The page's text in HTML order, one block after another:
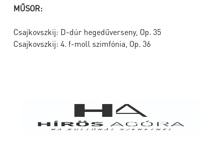
MŰSOR:
Csajkovszkij: D-dúr hegedűverseny, Op. 35
Csajkovszkij: 4. f-moll szimfónia, Op. 36